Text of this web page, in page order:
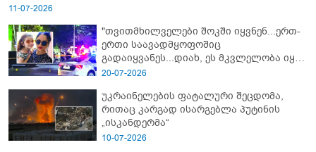
11-07-2026
"თვითმხილველები შოკში იყვნენ...ერთ-
ერთი საავადმყოფოშიც
გადაიყვანეს...დიახ, ეს მკვლელობა იყო"
- გორში დატრიალებული ტრაგედიის
20-07-2026
უკრაინელების ფატალური შეცდომა,
რითაც კარგად ისარგებლა პუტინის
„ისკანდერმა“
10-07-2026